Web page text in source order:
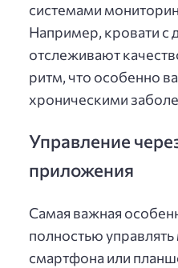
системами
Например, кровати с
отслеживают
ритм, что особенно
хроническими
Управление
приложения
Самая важная
полностью
смартфона или